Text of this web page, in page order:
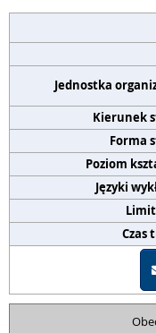
Jednostka
Kierunek
Forma
Poziom
Języki
Czas